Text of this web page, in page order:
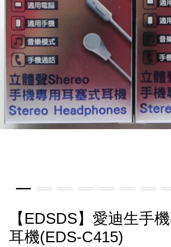
【EDSDS】愛迪生手
耳機(EDS-C415)